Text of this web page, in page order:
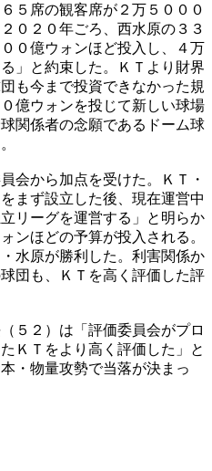
５席の観客席が２万５０００
０２０年ごろ、西水原の３３
０億ウォンほど投入し、４万
」と約束した。ＫＴより財界
も今まで投資できなかった規
億ウォンを投じて新しい球場
関係者の念願であるドーム球
会から加点を受けた。ＫＴ・
まず設立した後、現在運営中
リーグを運営する」と明らか
ンほどの予算が投入される。
水原が勝利した。利害関係か
団も、ＫＴを高く評価した評
５２）は「評価委員会がプロ
ＫＴをより高く評価した」と
・物量攻勢で当落が決まっ